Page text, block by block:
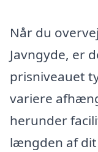
Når du
Javngyde, er
prisniveauet
variere
herunder
længden af